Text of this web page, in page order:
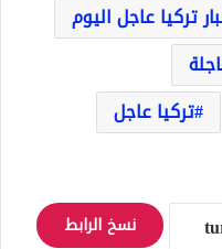
تركيا عاجل اليوم
تركيا عاجل
نسخ الرابط